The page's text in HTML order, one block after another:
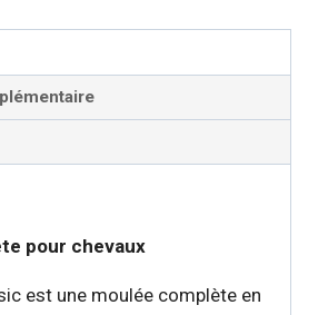
pour chevaux
est une moulée complète en